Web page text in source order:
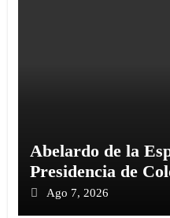
Abelardo de la
Presidencia de
Ago 7, 2026